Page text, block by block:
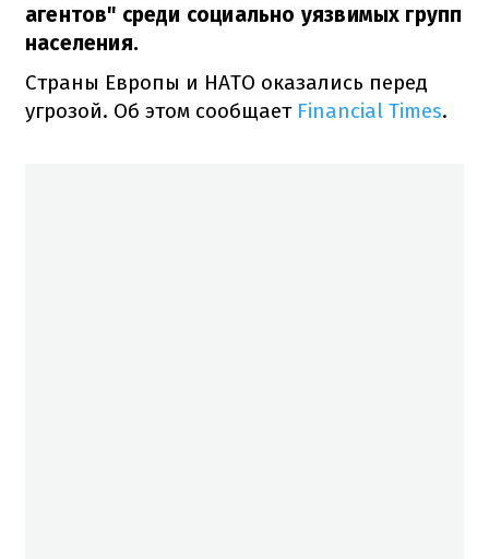
агентов" среди социально уязвимых групп
населения.
Страны Европы и НАТО оказались перед
угрозой. Об этом сообщает Financial Times.